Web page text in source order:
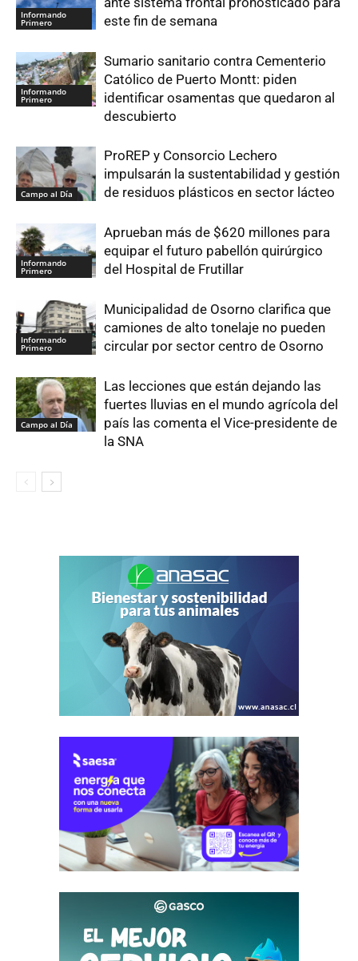
Informando
Primero
este fin de semana
Informando
Primero
Sumario sanitario contra Cementerio
Católico de Puerto Montt: piden
identificar osamentas que quedaron al
descubierto
Campo al Día
ProREP y Consorcio Lechero
impulsarán la sustentabilidad y gestión
de residuos plásticos en sector lácteo
Informando
Primero
Aprueban más de $620 millones para
equipar el futuro pabellón quirúrgico
del Hospital de Frutillar
Informando
Primero
Municipalidad de Osorno clarifica que
camiones de alto tonelaje no pueden
circular por sector centro de Osorno
Campo al Día
Las lecciones que están dejando las
fuertes lluvias en el mundo agrícola del
país las comenta el Vice-presidente de
la SNA